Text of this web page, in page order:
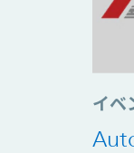
イベ